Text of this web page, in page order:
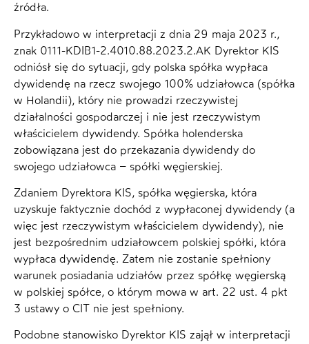
źródła.
Przykładowo w interpretacji z dnia 29 maja 2023 r.,
znak 0111-KDIB1-2.4010.88.2023.2.AK Dyrektor KIS
odniósł się do sytuacji, gdy polska spółka wypłaca
dywidendę na rzecz swojego 100% udziałowca (spółka
w Holandii), który nie prowadzi rzeczywistej
działalności gospodarczej i nie jest rzeczywistym
właścicielem dywidendy. Spółka holenderska
zobowiązana jest do przekazania dywidendy do
swojego udziałowca – spółki węgierskiej.
Zdaniem Dyrektora KIS, spółka węgierska, która
uzyskuje faktycznie dochód z wypłaconej dywidendy (a
więc jest rzeczywistym właścicielem dywidendy), nie
jest bezpośrednim udziałowcem polskiej spółki, która
wypłaca dywidendę. Zatem nie zostanie spełniony
warunek posiadania udziałów przez spółkę węgierską
w polskiej spółce, o którym mowa w art. 22 ust. 4 pkt
3 ustawy o CIT nie jest spełniony.
Podobne stanowisko Dyrektor KIS zajął w interpretacji